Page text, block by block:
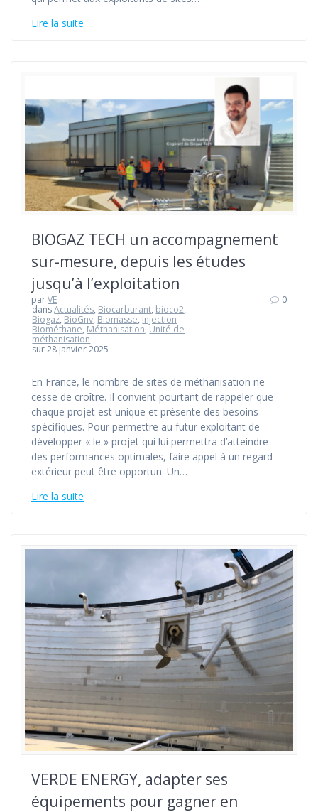
Lire la suite
BIOGAZ TECH un accompagnement
sur-mesure, depuis les études
jusqu’à l’exploitation
parVE
dansActualités, Biocarburant, bioco2,
Biogaz, BioGnv, Biomasse, Injection
Biométhane, Méthanisation, Unité de
méthanisation
sur 28 janvier 2025
0
En France, le nombre de sites de méthanisation ne
cesse de croître. Il convient pourtant de rappeler que
chaque projet est unique et présente des besoins
spécifiques. Pour permettre au futur exploitant de
développer « le » projet qui lui permettra d’atteindre
des performances optimales, faire appel à un regard
extérieur peut être opportun. Un…
Lire la suite
VERDE ENERGY, adapter ses
équipements pour gagner en